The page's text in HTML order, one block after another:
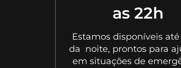
as 22h
Estamos disponíveis até
da noite, prontos para
em situações de